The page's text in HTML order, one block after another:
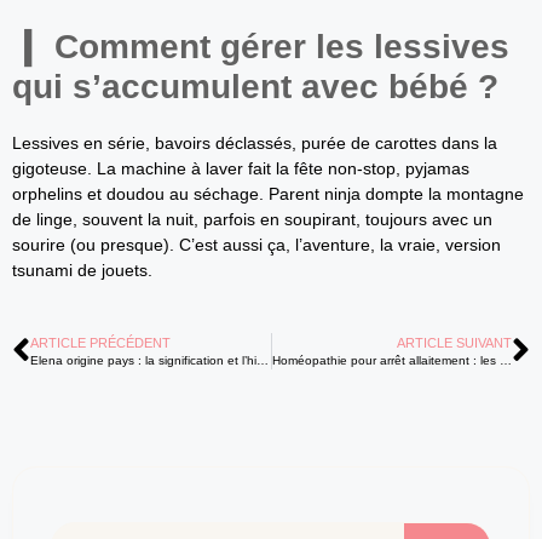
Comment gérer les lessives
qui s’accumulent avec bébé ?
Lessives en série, bavoirs déclassés, purée de carottes dans la
gigoteuse. La machine à laver fait la fête non-stop, pyjamas
orphelins et doudou au séchage. Parent ninja dompte la montagne
de linge, souvent la nuit, parfois en soupirant, toujours avec un
sourire (ou presque). C’est aussi ça, l’aventure, la vraie, version
tsunami de jouets.
ARTICLE PRÉCÉDENT ARTICLE SUIVANT